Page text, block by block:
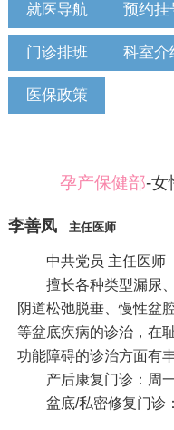
就医导航 预约挂
门诊排班 科室介
医保政策
孕产保健部-女
李善凤 主任医师
中共党员 主任医
擅长各种类型漏尿
阴道松弛脱垂、慢性盆
等盆底疾病的诊治，在
功能障碍的诊治方面有
产后康复门诊：周
盆底/私密修复门诊